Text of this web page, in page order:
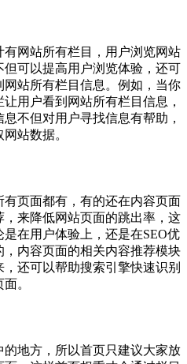
有网站所有栏目，用户浏览网站
可以提高用户浏览体验，还可
站所有栏目信息。例如，当你
用户看到网站所有栏目信息，
不但对用户寻找信息有帮助，
站数据。
页面都有，有的还在内容页面
来降低网站页面的跳出率，这
在用户体验上，还是在SEO优
内容页面的相关内容推荐模块
还可以帮助搜索引擎快速识别
。
地方，所以首页只建议大家放